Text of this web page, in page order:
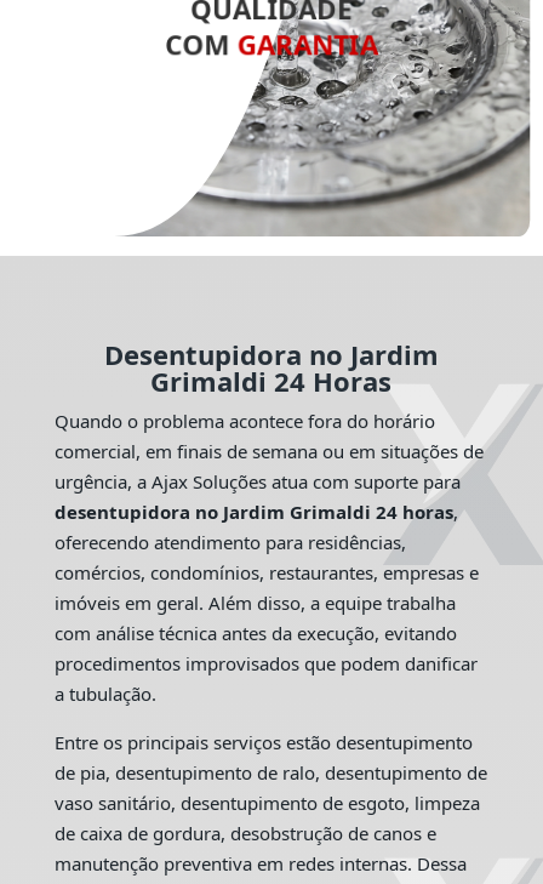
QUALIDADE
COM GARANTIA
Desentupidora no Jardim
Grimaldi 24 Horas
Quando o problema acontece fora do horário
comercial, em finais de semana ou em situações de
urgência, a Ajax Soluções atua com suporte para
desentupidora no Jardim Grimaldi 24 horas,
oferecendo atendimento para residências,
comércios, condomínios, restaurantes, empresas e
imóveis em geral. Além disso, a equipe trabalha
com análise técnica antes da execução, evitando
procedimentos improvisados que podem danificar
a tubulação.
Entre os principais serviços estão desentupimento
de pia, desentupimento de ralo, desentupimento de
vaso sanitário, desentupimento de esgoto, limpeza
de caixa de gordura, desobstrução de canos e
manutenção preventiva em redes internas. Dessa